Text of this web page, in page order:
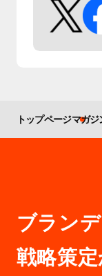
トップページマガジ
ブラン
戦略策定